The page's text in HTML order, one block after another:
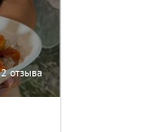
2 отзыва